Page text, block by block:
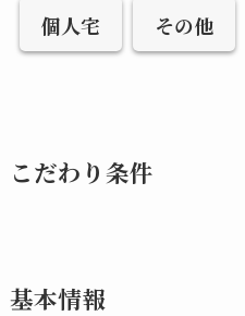
個人宅 その他
こだわり条件
基本情報